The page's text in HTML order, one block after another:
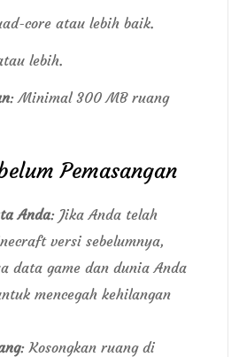
core atau lebih baik.
lebih.
: Minimal 300 MB ruang
Pemasangan
Anda: Jika Anda telah
versi sebelumnya,
data game dan dunia Anda
mencegah kehilangan
: Kosongkan ruang di